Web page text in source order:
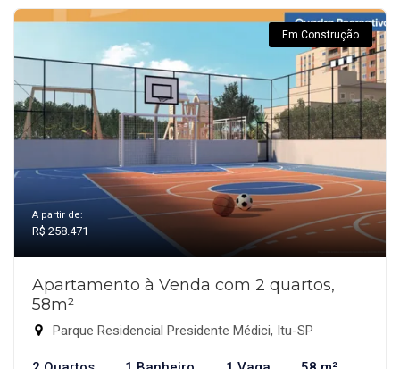
Em Construção
A partir de:
R$ 258.471
Apartamento à Venda com 2 quartos,
58m²
Parque Residencial Presidente Médici, Itu-SP